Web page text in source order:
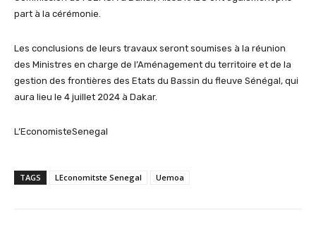
part à la cérémonie.
Les conclusions de leurs travaux seront soumises à la réunion
des Ministres en charge de l’Aménagement du territoire et de la
gestion des frontières des Etats du Bassin du fleuve Sénégal, qui
aura lieu le 4 juillet 2024 à Dakar.
L’EconomisteSenegal
TAGS LEconomitste Senegal Uemoa